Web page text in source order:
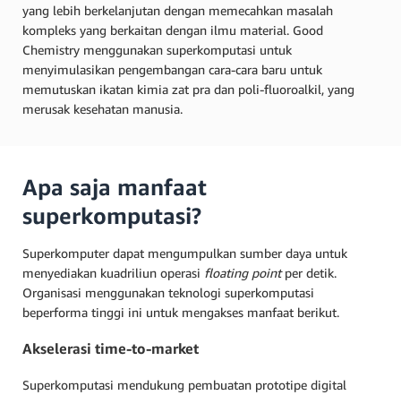
yang lebih berkelanjutan dengan memecahkan masalah
kompleks yang berkaitan dengan ilmu material. Good
Chemistry menggunakan superkomputasi untuk
menyimulasikan pengembangan cara-cara baru untuk
memutuskan ikatan kimia zat pra dan poli-fluoroalkil, yang
merusak kesehatan manusia.
Apa saja manfaat
superkomputasi?
Superkomputer dapat mengumpulkan sumber daya untuk
menyediakan kuadriliun operasi floating pointper detik.
Organisasi menggunakan teknologi superkomputasi
beperforma tinggi ini untuk mengakses manfaat berikut.
Akselerasi time-to-market
Superkomputasi mendukung pembuatan prototipe digital